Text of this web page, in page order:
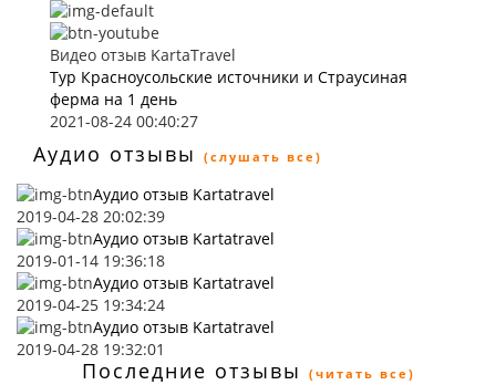
Видео отзыв KartaTravel
Тур Красноусольские источники и Страусиная
ферма на 1 день
2021-08-24 00:40:27
Аудио отзывы (слушать все)
Аудио отзыв Kartatravel
2019-04-28 20:02:39
Аудио отзыв Kartatravel
2019-01-14 19:36:18
Аудио отзыв Kartatravel
2019-04-25 19:34:24
Аудио отзыв Kartatravel
2019-04-28 19:32:01
Последние отзывы (читать все)